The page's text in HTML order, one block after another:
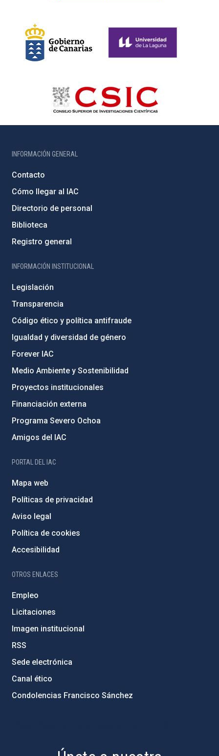
INFORMACIÓN GENERAL
Contacto
Cómo llegar al IAC
Directorio de personal
Biblioteca
Registro general
INFORMACIÓN INSTITUCIONAL
Legislación
Transparencia
Código ético y política antifraude
Igualdad y diversidad de género
Forever IAC
Medio Ambiente y Sostenibilidad
Proyectos institucionales
Financiación externa
Programa Severo Ochoa
Amigos del IAC
PORTAL DEL IAC
Mapa web
Políticas de privacidad
Aviso legal
Política de cookies
Accesibilidad
OTROS ENLACES
Empleo
Licitaciones
Imagen institucional
RSS
Sede electrónica
Canal ético
Condolencias Francisco Sánchez